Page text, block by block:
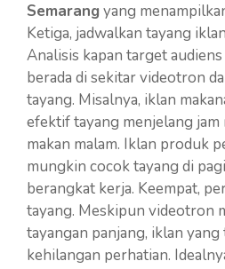
Semarang yang
Ketiga, jadwalkan tayang
Analisis kapan target
berada di sekitar videotron
tayang. Misalnya, iklan
efektif tayang menjelang jam
makan malam. Iklan produk
mungkin cocok tayang di
berangkat kerja. Keempat,
tayang. Meskipun videotron
tayangan panjang, iklan
kehilangan perhatian.